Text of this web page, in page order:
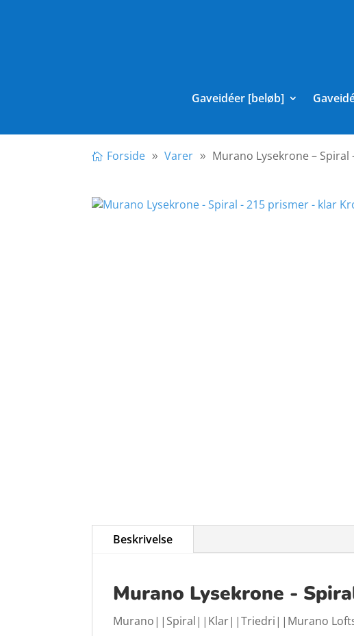
Gaveidéer [beløb]
Forside Varer Murano Lysekrone –
Beskrivelse
Murano Lysekrone -
Murano||Spiral||Klar||Triedri||Murano